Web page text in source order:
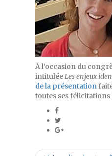
À l’occasion du
intituléeLes enjeux
de la présentation
toutes ses